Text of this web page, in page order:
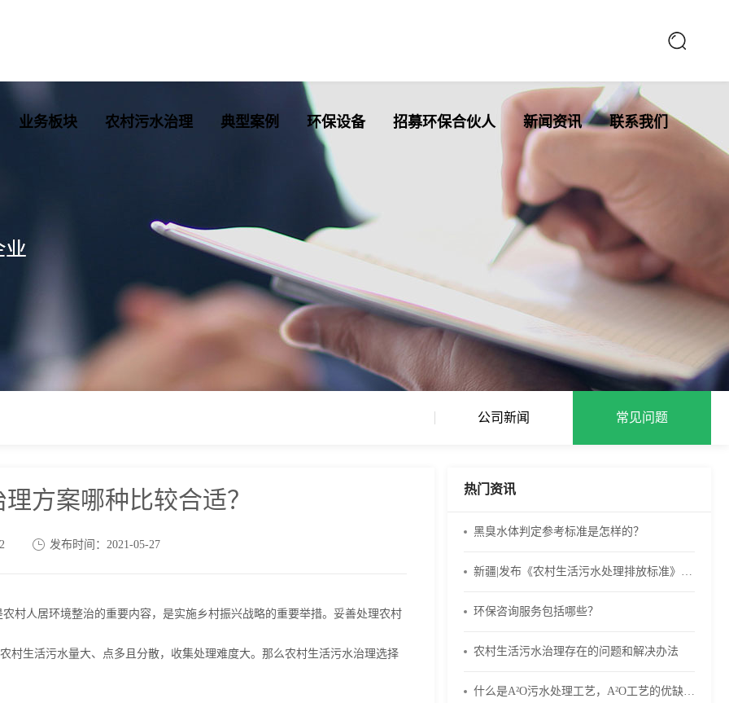
业务板块 农村污水治理 典型案例 环保设备 招募环保合伙人 新闻资讯 联系我们
公司新闻 常见问题
方案哪种比较合适？
发布时间：2021-05-27
村人居环境整治的重要内容，是实施乡村振兴战略的重要举措。妥善处理农村
村生活污水量大、点多且分散，收集处理难度大。那么农村生活污水治理选择
热门资讯
黑臭水体判定参考标准是怎样的？
新疆|发布《农村生活污水处理排放标准》（DB65 4275-2019）
环保咨询服务包括哪些？
农村生活污水治理存在的问题和解决办法
什么是A²O污水处理工艺，A²O工艺的优缺点有什么